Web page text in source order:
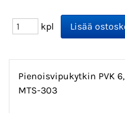
kpl
Pienoisvipukytkin PVK 6,
MTS-303